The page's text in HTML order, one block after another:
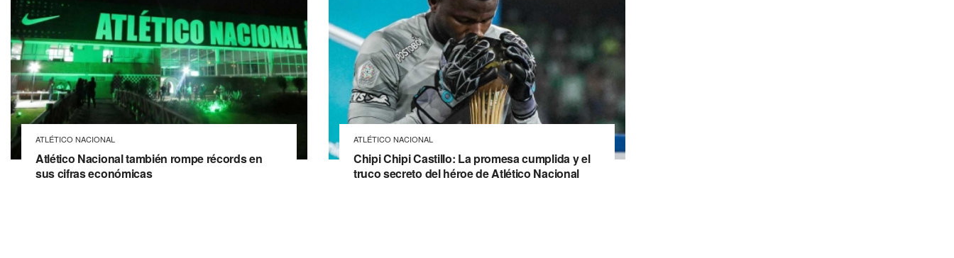
ATLÉTICO NACIONAL
Atlético Nacional también rompe récords en
sus cifras económicas
ATLÉTICO NACIONAL
Chipi Chipi Castillo: La promesa cumplida y el
truco secreto del héroe de Atlético Nacional